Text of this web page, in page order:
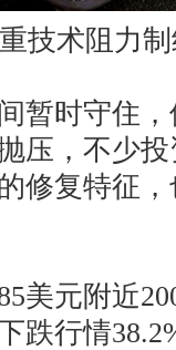
技术阻力
时守住，
压，不少
修复特征
元附近
跌行情